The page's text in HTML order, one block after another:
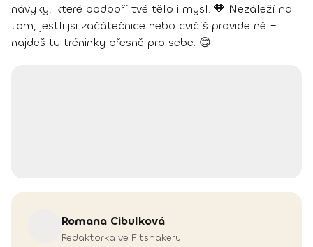
návyky, které podpoří tvé tělo i mysl. 🧡 Nezáleží na
tom, jestli jsi začátečnice nebo cvičíš pravidelně –
najdeš tu tréninky přesně pro sebe. 😊
Romana Cibulková
Redaktorka ve Fitshakeru